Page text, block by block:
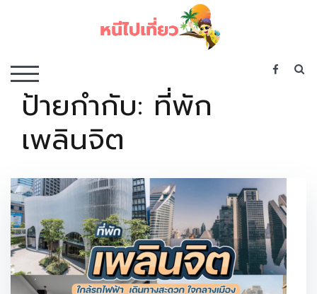
TOGGLE MOBILE MENU
ป้ายกำกับ: ที่พัก
เพลินจิต